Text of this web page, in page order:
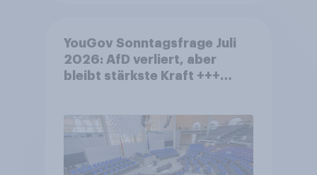
YouGov Sonntagsfrage Juli
2026: AfD verliert, aber
bleibt stärkste Kraft +++